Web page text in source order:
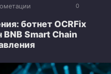
0
ботнет OCRFix
Smart Chain